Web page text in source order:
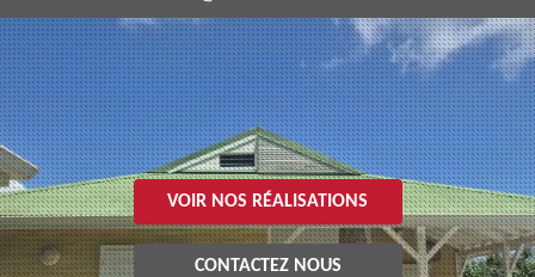
VOIR NOS RÉALISATIONS
CONTACTEZ NOUS